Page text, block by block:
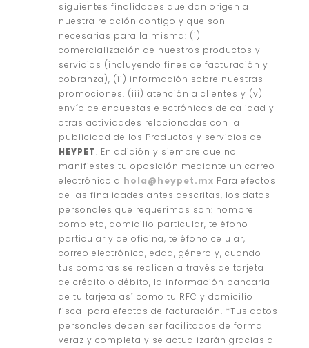
siguientes finalidades que dan origen a
nuestra relación contigo y que son
necesarias para la misma: (i)
comercialización de nuestros productos y
servicios (incluyendo fines de facturación y
cobranza), (ii) información sobre nuestras
promociones. (iii) atención a clientes y (v)
envío de encuestas electrónicas de calidad y
otras actividades relacionadas con la
publicidad de los Productos y servicios de
HEYPET. En adición y siempre que no
manifiestes tu oposición mediante un correo
electrónico a hola@heypet.mx Para efectos
de las finalidades antes descritas, los datos
personales que requerimos son: nombre
completo, domicilio particular, teléfono
particular y de oficina, teléfono celular,
correo electrónico, edad, género y, cuando
tus compras se realicen a través de tarjeta
de crédito o débito, la información bancaria
de tu tarjeta así como tu RFC y domicilio
fiscal para efectos de facturación. *Tus datos
personales deben ser facilitados de forma
veraz y completa y se actualizarán gracias a